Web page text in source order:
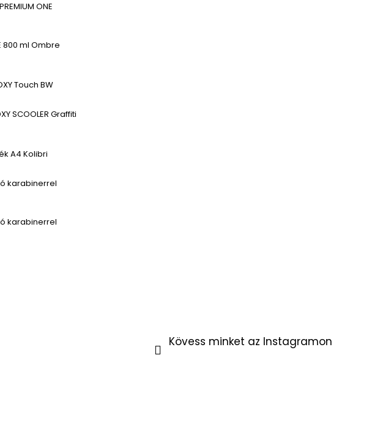
ONE
800 ml Ombre
Touch BW
SCOOLER Graffiti
A4 Kolibri
karabinerrel
karabinerrel
Kövess minket az Instagramon